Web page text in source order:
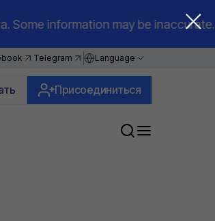
may be inaccurate. 본 사
Присоединиться
Telegram Language